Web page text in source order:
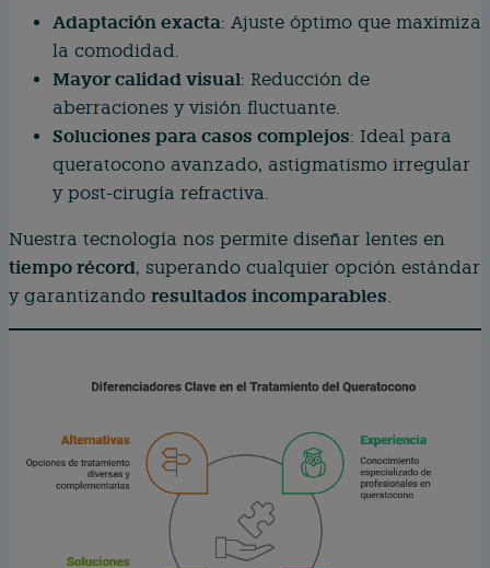
Adaptación exacta: Ajuste óptimo que maximiza
la comodidad.
Mayor calidad visual: Reducción de
aberraciones y visión fluctuante.
Soluciones para casos complejos: Ideal para
queratocono avanzado, astigmatismo irregular
y post-cirugía refractiva.
Nuestra tecnología nos permite diseñar lentes en
tiempo récord, superando cualquier opción estándar
y garantizando resultados incomparables.